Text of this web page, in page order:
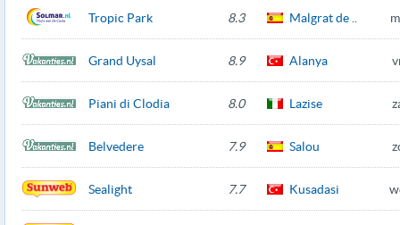
Tropic Park 8.3 Malgrat de ..
Grand Uysal 8.9 Alanya
Piani di Clodia 8.0 Lazise
Belvedere 7.9 Salou
Sealight 7.7 Kusadasi